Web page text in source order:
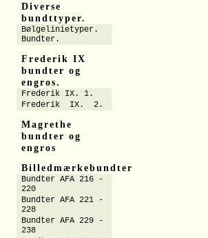
Diverse
bundttyper.
Bølgelinietyper.
Bundter.
Frederik IX
bundter og
engros.
Frederik IX. 1.
Frederik IX. 2.
Magrethe
bundter og
engros
Billedmærkebundter
Bundter AFA 216 -
220
Bundter AFA 221 -
228
Bundter AFA 229 -
238